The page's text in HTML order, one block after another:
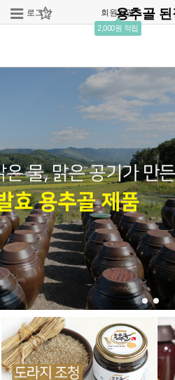
로그인 회원가입
2,000원 적립
용추골 된